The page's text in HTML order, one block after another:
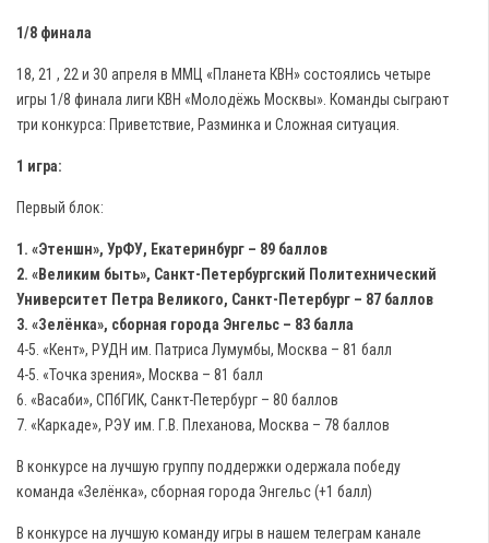
1/8 финала
18, 21 , 22 и 30 апреля в ММЦ «Планета КВН» состоялись четыре
игры 1/8 финала лиги КВН «Молодёжь Москвы». Команды сыграют
три конкурса: Приветствие, Разминка и Сложная ситуация.
1 игра:
Первый блок:
1. «Этеншн», УрФУ, Екатеринбург – 89 баллов
2. «Великим быть», Санкт-Петербургский Политехнический
Университет Петра Великого, Санкт-Петербург – 87 баллов
3. «Зелёнка», сборная города Энгельс – 83 балла
4-5. «Кент», РУДН им. Патриса Лумумбы, Москва – 81 балл
4-5. «Точка зрения», Москва – 81 балл
6. «Васаби», СПбГИК, Санкт-Петербург – 80 баллов
7. «Каркаде», РЭУ им. Г.В. Плеханова, Москва – 78 баллов
В конкурсе на лучшую группу поддержки одержала победу
команда «Зелёнка», сборная города Энгельс (+1 балл)
В конкурсе на лучшую команду игры в нашем телеграм канале